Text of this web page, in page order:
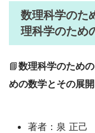
数理科学のた
理科学のため
📘数理科学のため
めの数学とその展
著者：泉 正己